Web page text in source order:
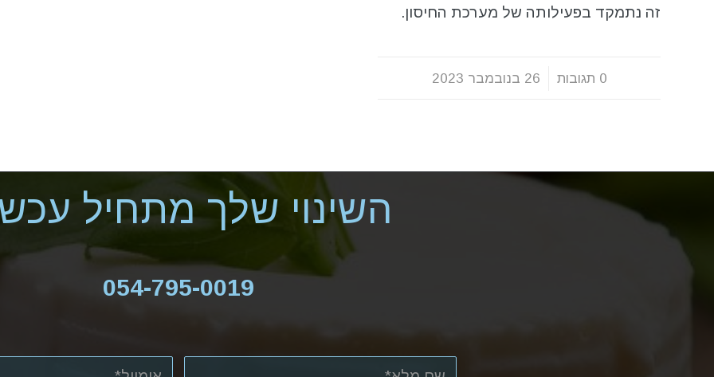
זה נתמקד בפעילותה של מערכת החיסון.
0 תגובות
/ 26 בנובמבר 2023
השינוי שלך מתחיל
054-795-0019